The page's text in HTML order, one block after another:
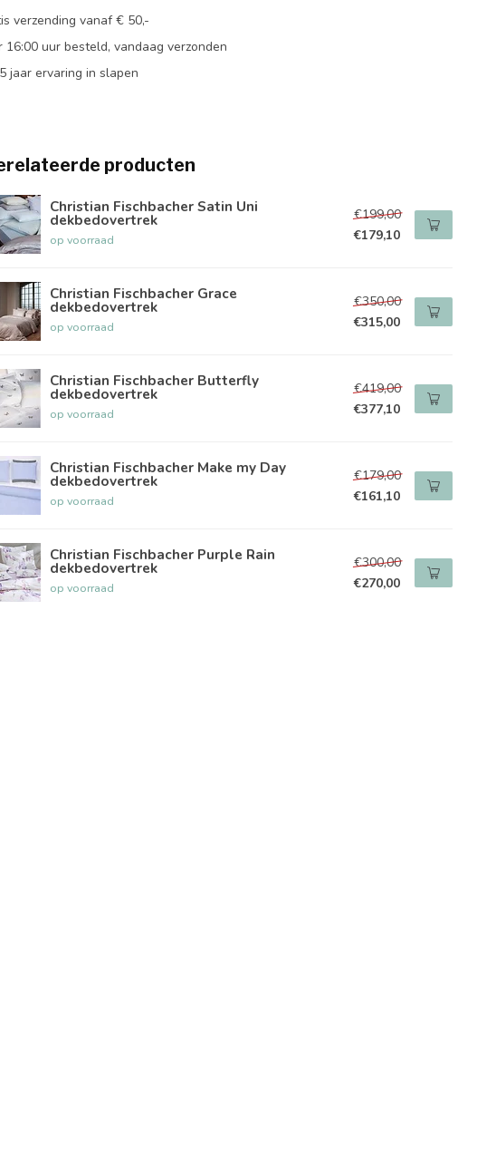
verzending vanaf € 50,-
16:00 uur besteld, vandaag verzonden
jaar ervaring in slapen
producten
Christian Fischbacher Satin Uni
dekbedovertrek
op voorraad
€199,00
€179,10
Christian Fischbacher Grace
dekbedovertrek
op voorraad
€350,00
€315,00
Christian Fischbacher Butterfly
dekbedovertrek
op voorraad
€419,00
€377,10
Christian Fischbacher Make my Day
dekbedovertrek
op voorraad
€179,00
€161,10
Christian Fischbacher Purple Rain
dekbedovertrek
op voorraad
€300,00
€270,00